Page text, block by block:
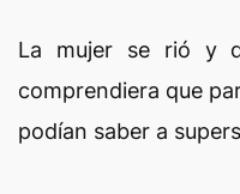
La mujer se rió y
comprendiera que
podían saber a